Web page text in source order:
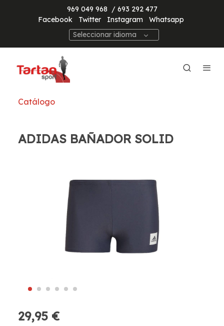
969 049 968 / 693 292 477
Facebook
Twitter Instagram
Whatsapp
Seleccionar idioma
Catálogo
ADIDAS BAÑADOR SOLID
29,95 €